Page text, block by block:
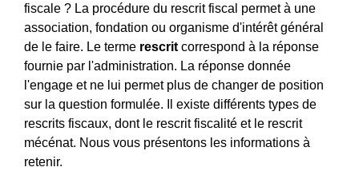
fiscale ? La procédure du rescrit fiscal permet à une
association, fondation ou organisme d'intérêt général
de le faire. Le terme rescrit correspond à la réponse
fournie par l'administration. La réponse donnée
l'engage et ne lui permet plus de changer de position
sur la question formulée. Il existe différents types de
rescrits fiscaux, dont le rescrit fiscalité et le rescrit
mécénat. Nous vous présentons les informations à
retenir.